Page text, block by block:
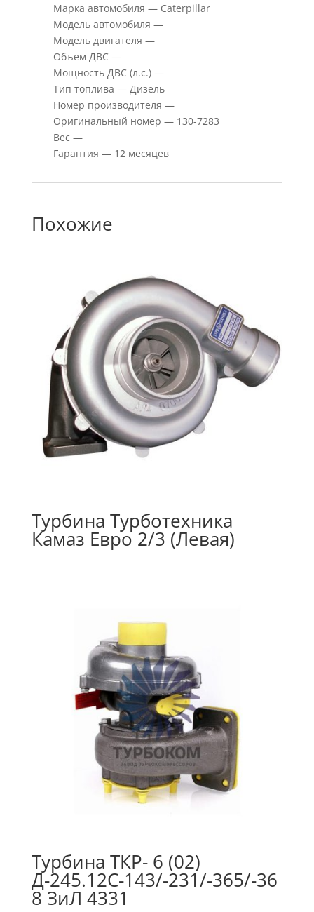
Марка автомобиля — Caterpillar
Модель автомобиля —
Модель двигателя —
Объем ДВС —
Мощность ДВС (л.с.) —
Тип топлива — Дизель
Номер производителя —
Оригинальный номер — 130-7283
Вес —
Гарантия — 12 месяцев
Похожие
Турбина Турботехника
Камаз Евро 2/3 (Левая)
Турбина ТКР- 6 (02)
Д-245.12С-143/-231/-365/-36
8 ЗиЛ 4331